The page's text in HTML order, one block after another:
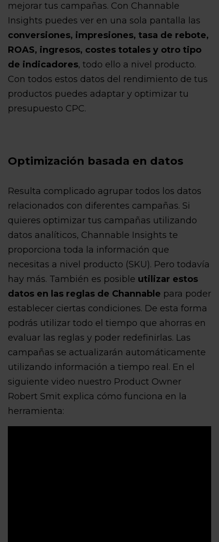
mejorar tus campañas. Con Channable
Insights puedes ver en una sola pantalla las
conversiones, impresiones, tasa de rebote,
ROAS, ingresos, costes totales y otro tipo
de indicadores, todo ello a nivel producto.
Con todos estos datos del rendimiento de tus
productos puedes adaptar y optimizar tu
presupuesto CPC.
Optimización basada en datos
Resulta complicado agrupar todos los datos
relacionados con diferentes campañas. Si
quieres optimizar tus campañas utilizando
datos analíticos, Channable Insights te
proporciona toda la información que
necesitas a nivel producto (SKU). Pero todavía
hay más. También es posible utilizar estos
datos en las reglas de Channable para poder
establecer ciertas condiciones. De esta forma
podrás utilizar todo el tiempo que ahorras en
evaluar las reglas y poder redefinirlas. Las
campañas se actualizarán automáticamente
utilizando información a tiempo real. En el
siguiente video nuestro Product Owner
Robert Smit explica cómo funciona en la
herramienta: